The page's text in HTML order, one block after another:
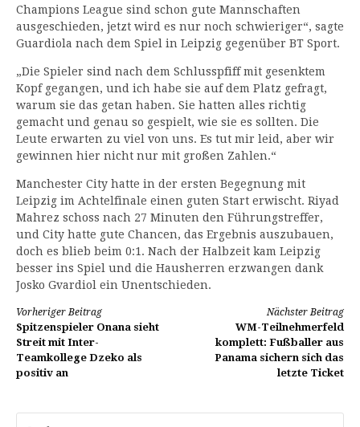
Champions League sind schon gute Mannschaften
ausgeschieden, jetzt wird es nur noch schwieriger“, sagte
Guardiola nach dem Spiel in Leipzig gegenüber BT Sport.
„Die Spieler sind nach dem Schlusspfiff mit gesenktem
Kopf gegangen, und ich habe sie auf dem Platz gefragt,
warum sie das getan haben. Sie hatten alles richtig
gemacht und genau so gespielt, wie sie es sollten. Die
Leute erwarten zu viel von uns. Es tut mir leid, aber wir
gewinnen hier nicht nur mit großen Zahlen.“
Manchester City hatte in der ersten Begegnung mit
Leipzig im Achtelfinale einen guten Start erwischt. Riyad
Mahrez schoss nach 27 Minuten den Führungstreffer,
und City hatte gute Chancen, das Ergebnis auszubauen,
doch es blieb beim 0:1. Nach der Halbzeit kam Leipzig
besser ins Spiel und die Hausherren erzwangen dank
Josko Gvardiol ein Unentschieden.
Weiterlesen
Vorheriger Beitrag
Spitzenspieler Onana sieht
Streit mit Inter-
Teamkollege Dzeko als
positiv an
Nächster Beitrag
WM-Teilnehmerfeld
komplett: Fußballer aus
Panama sichern sich das
letzte Ticket